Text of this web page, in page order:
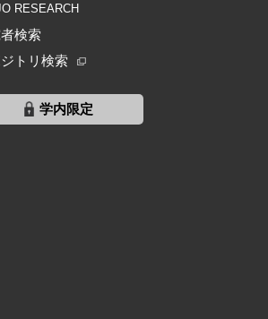
RESEARCH
検索
ジトリ検索
学内限定